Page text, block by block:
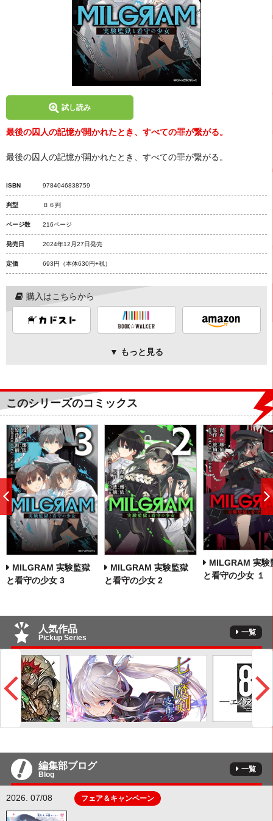
試し読み
最後の囚人の記憶が開かれたとき、すべての罪が繋がる。
最後の囚人の記憶が開かれたとき、すべての罪が繋がる。
ISBN 9784046838759
判型 Ｂ６判
ページ数 216ページ
発売日 2024年12月27日発売
定価 693円 （本体630円+税）
購入はこちらから
▼ もっと見る
このシリーズのコミックス
MILGRAM 実験監獄
と看守の少女 3
MILGRAM 実験監獄
と看守の少女 2
MILGRAM 実験
と看守の少女 １
へ
人気作品
Pickup Series
一覧
編集部ブログ
Blog
一覧
2026. 07/08 フェア＆キャンペーン